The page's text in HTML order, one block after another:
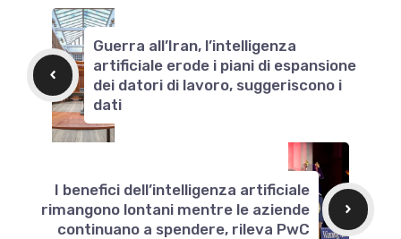
Guerra all’Iran, l’intelligenza
artificiale erode i piani di espansione
dei datori di lavoro, suggeriscono i
dati
I benefici dell’intelligenza artificiale
rimangono lontani mentre le aziende
continuano a spendere, rileva PwC